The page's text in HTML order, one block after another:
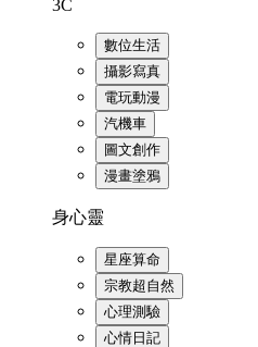
3C
數位生活
攝影寫真
電玩動漫
汽機車
圖文創作
漫畫塗鴉
身心靈
星座算命
宗教超自然
心理測驗
心情日記